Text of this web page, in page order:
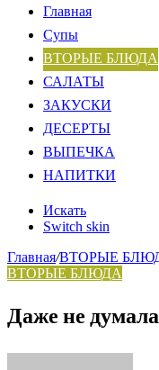
Главная
Супы
ВТОРЫЕ БЛЮДА
САЛАТЫ
ЗАКУСКИ
ДЕСЕРТЫ
ВЫПЕЧКА
НАПИТКИ
Искать
Switch skin
Главная/ВТОРЫЕ
ВТОРЫЕ БЛЮДА
Даже не